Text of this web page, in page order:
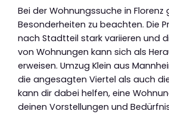
Bei der Wohnungssuche in Florenz
Besonderheiten zu beachten. Die
nach Stadtteil stark variieren und
von Wohnungen kann sich als
erweisen. Umzug Klein aus
die angesagten Viertel als auch
kann dir dabei helfen, eine
deinen Vorstellungen und